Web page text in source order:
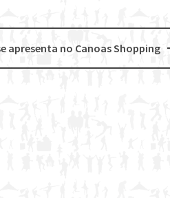
apresenta no Canoas Shopping